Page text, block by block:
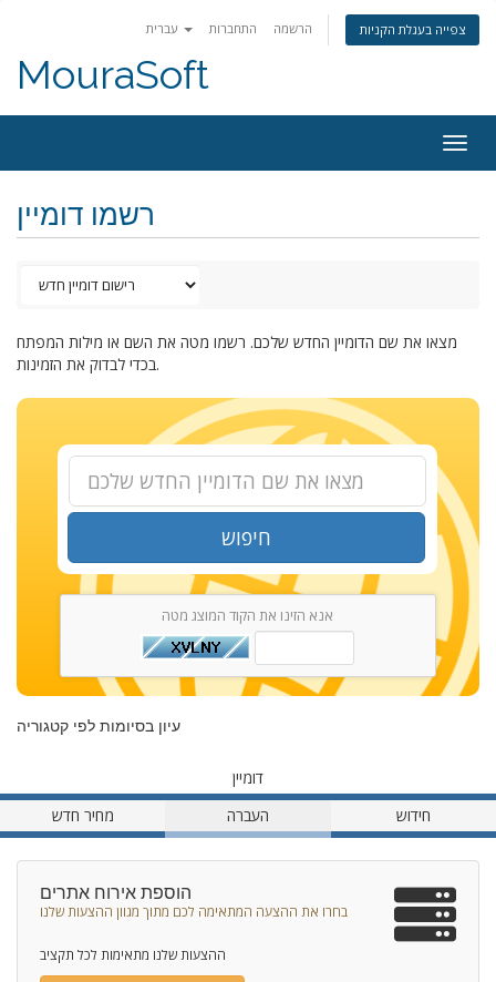
התחברות הרשמה צפייה בעגלת הקניות
MouraSoft
רשמו דומיין
מצאו את שם הדומיין החדש שלכם. רשמו מטה את השם או מילות המפתח
בכדי לבדוק את הזמינות.
חיפוש
אנא הזינו את הקוד המוצג מטה
עיון בסיומות לפי קטגוריה
דומיין
מחיר חדש
העברה חידוש
הוספת אירוח אתרים
בחרו את ההצעה המתאימה לכם מתוך מגוון ההצעות שלנו
ההצעות שלנו מתאימות לכל תקציב